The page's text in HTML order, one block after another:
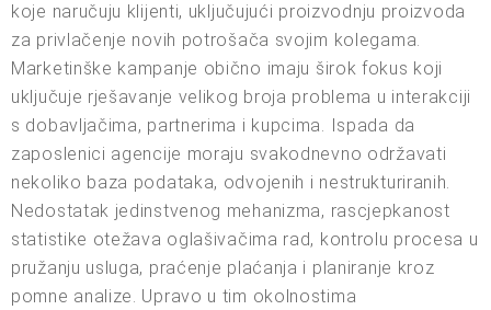
koje naručuju klijenti, uključujući proizvodnju proizvoda
za privlačenje novih potrošača svojim kolegama.
Marketinške kampanje obično imaju širok fokus koji
uključuje rješavanje velikog broja problema u interakciji
s dobavljačima, partnerima i kupcima. Ispada da
zaposlenici agencije moraju svakodnevno održavati
nekoliko baza podataka, odvojenih i nestrukturiranih.
Nedostatak jedinstvenog mehanizma, rascjepkanost
statistike otežava oglašivačima rad, kontrolu procesa u
pružanju usluga, praćenje plaćanja i planiranje kroz
pomne analize. Upravo u tim okolnostima